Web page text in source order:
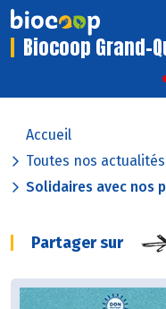
Biocoop Grand-
Accueil
Toutes nos actualités
Solidaires avec nos
Partager sur